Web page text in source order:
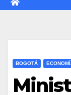
BOGOTÁ